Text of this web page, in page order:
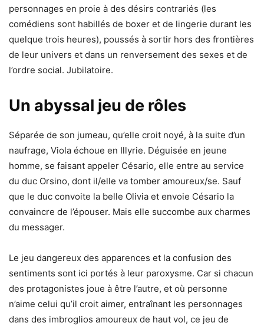
personnages en proie à des désirs contrariés (les
comédiens sont habillés de boxer et de lingerie durant les
quelque trois heures), poussés à sortir hors des frontières
de leur univers et dans un renversement des sexes et de
l’ordre social. Jubilatoire.
Un abyssal jeu de rôles
Séparée de son jumeau, qu’elle croit noyé, à la suite d’un
naufrage, Viola échoue en Illyrie. Déguisée en jeune
homme, se faisant appeler Césario, elle entre au service
du duc Orsino, dont il/elle va tomber amoureux/se. Sauf
que le duc convoite la belle Olivia et envoie Césario la
convaincre de l’épouser. Mais elle succombe aux charmes
du messager.
Le jeu dangereux des apparences et la confusion des
sentiments sont ici portés à leur paroxysme. Car si chacun
des protagonistes joue à être l’autre, et où personne
n’aime celui qu’il croit aimer, entraînant les personnages
dans des imbroglios amoureux de haut vol, ce jeu de